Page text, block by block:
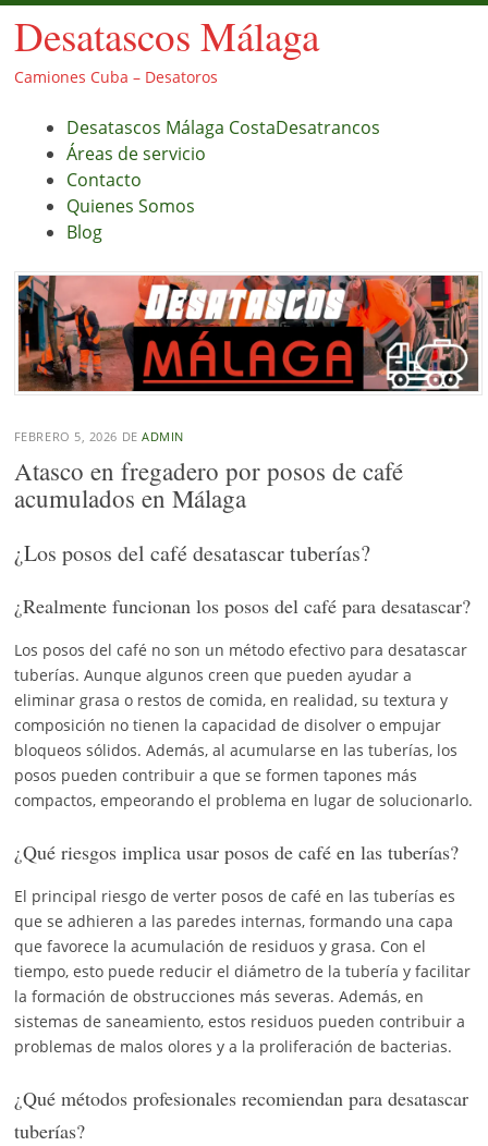
Desatascos Málaga
Camiones Cuba – Desatoros
Menú
Saltar
contenido.
Desatascos Málaga CostaDesatrancos
Áreas de servicio
Contacto
Quienes Somos
Blog
FEBRERO 5, 2026 DEADMIN
Atasco en fregadero por posos de café
acumulados en Málaga
¿Los posos del café desatascar tuberías?
¿Realmente funcionan los posos del café para desatascar?
Los posos del café no son un método efectivo para desatascar
tuberías. Aunque algunos creen que pueden ayudar a
eliminar grasa o restos de comida, en realidad, su textura y
composición no tienen la capacidad de disolver o empujar
bloqueos sólidos. Además, al acumularse en las tuberías, los
posos pueden contribuir a que se formen tapones más
compactos, empeorando el problema en lugar de solucionarlo.
¿Qué riesgos implica usar posos de café en las tuberías?
El principal riesgo de verter posos de café en las tuberías es
que se adhieren a las paredes internas, formando una capa
que favorece la acumulación de residuos y grasa. Con el
tiempo, esto puede reducir el diámetro de la tubería y facilitar
la formación de obstrucciones más severas. Además, en
sistemas de saneamiento, estos residuos pueden contribuir a
problemas de malos olores y a la proliferación de bacterias.
¿Qué métodos profesionales recomiendan para desatascar
tuberías?